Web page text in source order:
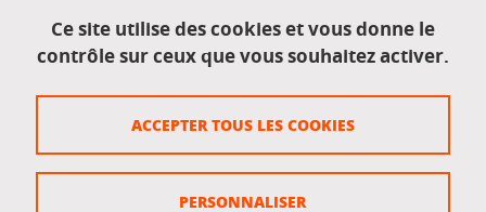
Données personnelles
Crédits
Ce site utilise des cookies et vous donne le
contrôle sur ceux que vous souhaitez activer.
ACCEPTER TOUS LES COOKIES
PERSONNALISER